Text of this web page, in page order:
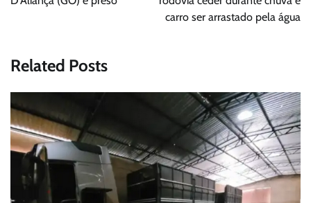
carro ser arrastado pela água
Related Posts